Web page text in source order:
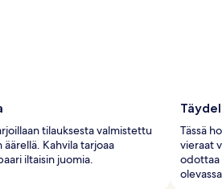
tilauksesta valmistettu
Kahvila tarjoaa
iltaisin juomia.
Tässä
vieraat
odottaa